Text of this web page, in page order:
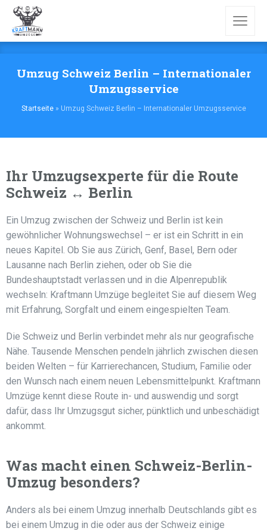
Umzug Schweiz Berlin – Internationaler
Umzugsservice
Startseite» Umzug Schweiz Berlin – Internationaler Umzugsservice
Ihr Umzugsexperte für die Route
Schweiz ↔ Berlin
Ein Umzug zwischen der Schweiz und Berlin ist kein
gewöhnlicher Wohnungswechsel – er ist ein Schritt in ein
neues Kapitel. Ob Sie aus Zürich, Genf, Basel, Bern oder
Lausanne nach Berlin ziehen, oder ob Sie die
Bundeshauptstadt verlassen und in die Alpenrepublik
wechseln: Kraftmann Umzüge begleitet Sie auf diesem Weg
mit Erfahrung, Sorgfalt und einem eingespielten Team.
Die Schweiz und Berlin verbindet mehr als nur geografische
Nähe. Tausende Menschen pendeln jährlich zwischen diesen
beiden Welten – für Karrierechancen, Studium, Familie oder
den Wunsch nach einem neuen Lebensmittelpunkt. Kraftmann
Umzüge kennt diese Route in- und auswendig und sorgt
dafür, dass Ihr Umzugsgut sicher, pünktlich und unbeschädigt
ankommt.
Was macht einen Schweiz-Berlin-
Umzug besonders?
Anders als bei einem Umzug innerhalb Deutschlands gibt es
bei einem Umzug in die oder aus der Schweiz einige